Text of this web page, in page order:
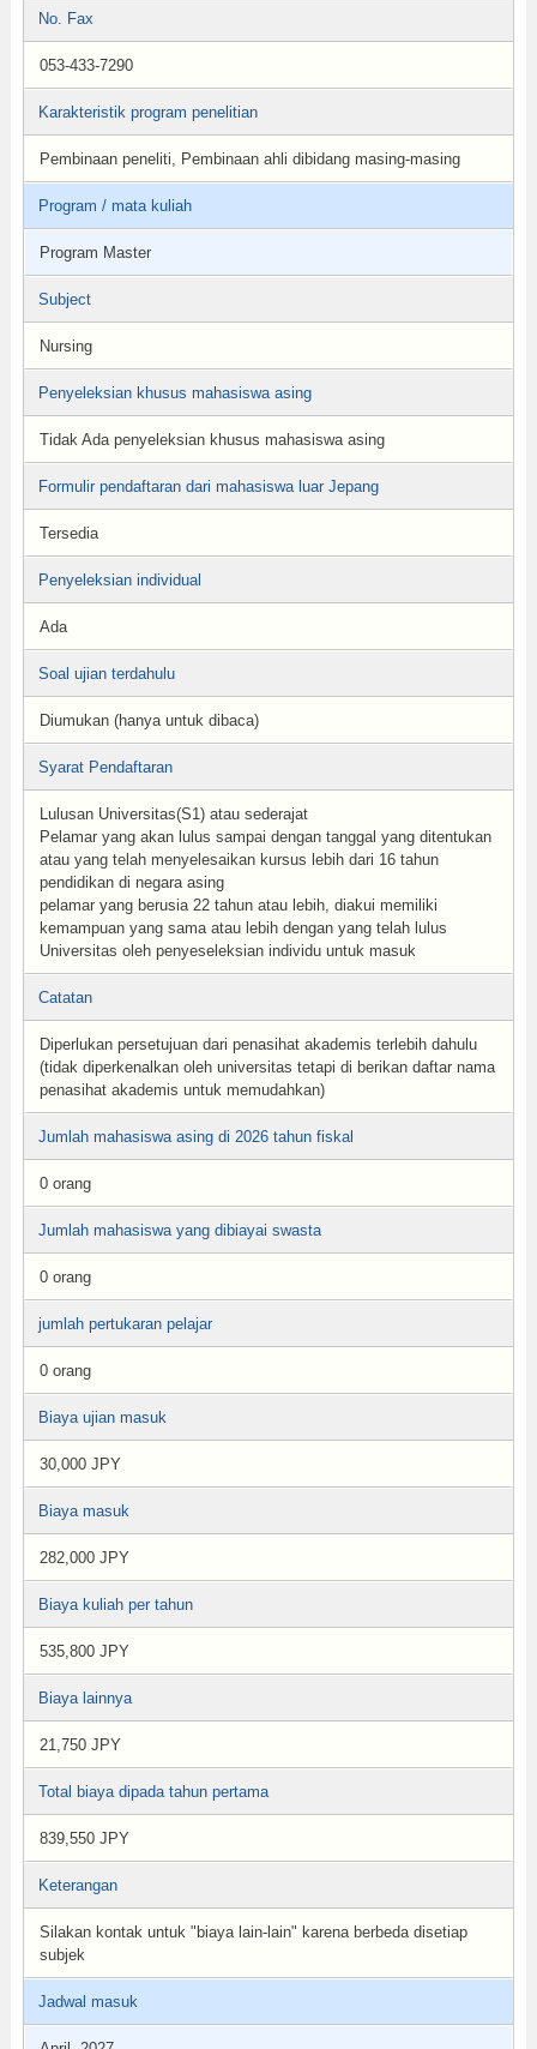
No. Fax
053-433-7290
Karakteristik program penelitian
Pembinaan peneliti, Pembinaan ahli dibidang masing-masing
Program / mata kuliah
Program Master
Subject
Nursing
Penyeleksian khusus mahasiswa asing
Tidak Ada penyeleksian khusus mahasiswa asing
Formulir pendaftaran dari mahasiswa luar Jepang
Tersedia
Penyeleksian individual
Ada
Soal ujian terdahulu
Diumukan (hanya untuk dibaca)
Syarat Pendaftaran
Lulusan Universitas(S1) atau sederajat
Pelamar yang akan lulus sampai dengan tanggal yang ditentukan
atau yang telah menyelesaikan kursus lebih dari 16 tahun
pendidikan di negara asing
pelamar yang berusia 22 tahun atau lebih, diakui memiliki
kemampuan yang sama atau lebih dengan yang telah lulus
Universitas oleh penyeseleksian individu untuk masuk
Catatan
Diperlukan persetujuan dari penasihat akademis terlebih dahulu
(tidak diperkenalkan oleh universitas tetapi di berikan daftar nama
penasihat akademis untuk memudahkan)
Jumlah mahasiswa asing di 2026 tahun fiskal
0 orang
Jumlah mahasiswa yang dibiayai swasta
0 orang
jumlah pertukaran pelajar
0 orang
Biaya ujian masuk
30,000 JPY
Biaya masuk
282,000 JPY
Biaya kuliah per tahun
535,800 JPY
Biaya lainnya
21,750 JPY
Total biaya dipada tahun pertama
839,550 JPY
Keterangan
Silakan kontak untuk "biaya lain-lain" karena berbeda disetiap
subjek
Jadwal masuk